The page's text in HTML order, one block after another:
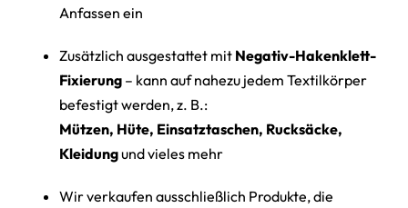
Anfassen ein
Zusätzlich ausgestattet mit Negativ-Hakenklett-
Fixierung – kann auf nahezu jedem Textilkörper
befestigt werden, z. B.:
Mützen, Hüte, Einsatztaschen, Rucksäcke,
Kleidungund vieles mehr
Wir verkaufen ausschließlich Produkte, die